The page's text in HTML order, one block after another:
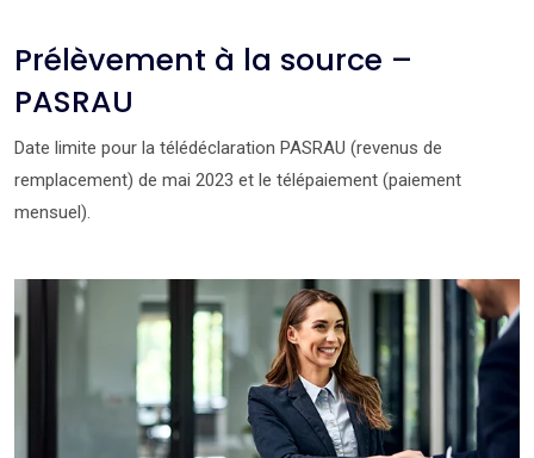
Prélèvement à la source –
PASRAU
Date limite pour la télédéclaration PASRAU (revenus de
remplacement) de mai 2023 et le télépaiement (paiement
mensuel).